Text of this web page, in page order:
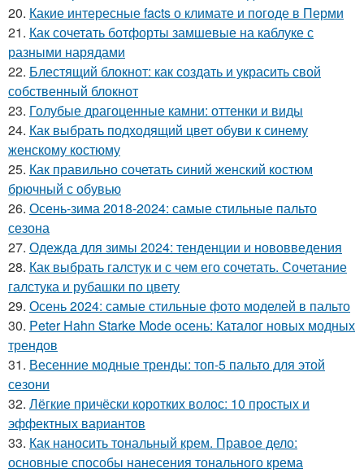
20. Какие интересные facts о климате и погоде в Перми
21. Как сочетать ботфорты замшевые на каблуке с
разными нарядами
22. Блестящий блокнот: как создать и украсить свой
собственный блокнот
23. Голубые драгоценные камни: оттенки и виды
24. Как выбрать подходящий цвет обуви к синему
женскому костюму
25. Как правильно сочетать синий женский костюм
брючный с обувью
26. Осень-зима 2018-2024: самые стильные пальто
сезона
27. Одежда для зимы 2024: тенденции и нововведения
28. Как выбрать галстук и с чем его сочетать. Сочетание
галстука и рубашки по цвету
29. Осень 2024: самые стильные фото моделей в пальто
30. Peter Hahn Starke Mode осень: Каталог новых модных
трендов
31. Весенние модные тренды: топ-5 пальто для этой
сезони
32. Лёгкие причёски коротких волос: 10 простых и
эффектных вариантов
33. Как наносить тональный крем. Правое дело:
основные способы нанесения тонального крема